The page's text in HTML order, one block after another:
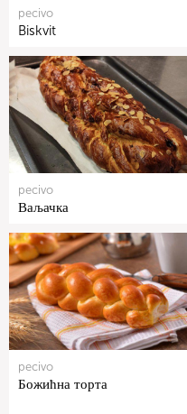
pecivo
Biskvit
pecivo
Ваљачка
pecivo
Божићна торта